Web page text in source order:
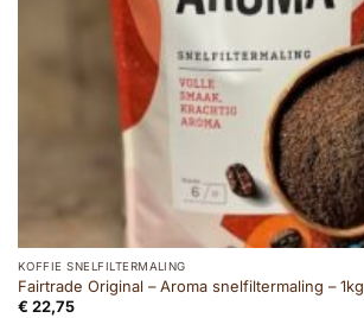
KOFFIE SNELFILTERMALING
Fairtrade Original – Aroma snelfiltermaling – 1kg
€ 22,75